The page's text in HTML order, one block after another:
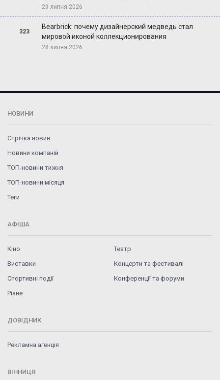
29 липня 2026
323
Bearbrick: почему дизайнерский медведь стал
мировой иконой коллекционирования
28 липня 2026
НОВИНИ
Стрічка новин
Новини компаній
ТОП-новини тижня
ТОП-новини місяця
Теги
АФІША
Кіно
Театр
Виставки
Концерти та фестивалі
Спортивні події
Конференції та форуми
Різне
ДОВІДНИК
Рекламна агенція
ВІННИЦЯ